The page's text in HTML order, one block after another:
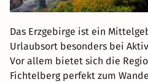
Das Erzgebirge ist ein
Urlaubsort besonders bei
Vor allem bietet sich die
Fichtelberg perfekt zum